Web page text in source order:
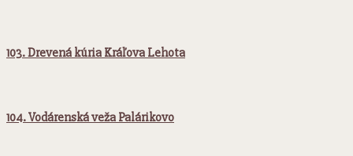
103. Drevená kúria Kráľova Lehota
104. Vodárenská veža Palárikovo